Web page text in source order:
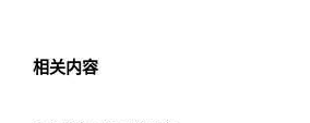
相关内容